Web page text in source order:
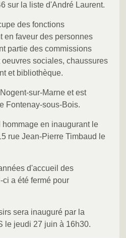
sur la liste d'André Laurent.
des fonctions
en faveur des personnes
partie des commissions
sociales, chaussures
et bibliothèque.
sur-Marne et est
Fontenay-sous-Bois.
en inaugurant le
rue Jean-Pierre Timbaud le
d'accueil des
a été fermé pour
sera inauguré par la
le jeudi 27 juin à 16h30.